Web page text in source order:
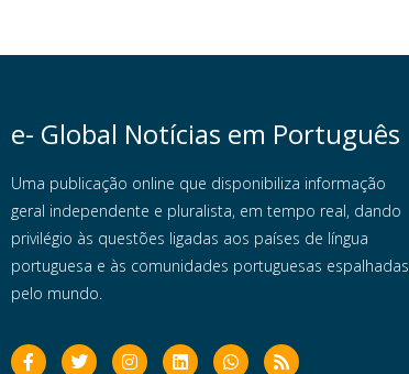
e- Global Notícias em Português
Uma publicação online que disponibiliza informação
geral independente e pluralista, em tempo real, dando
privilégio às questões ligadas aos países de língua
portuguesa e às comunidades portuguesas espalhadas
pelo mundo.